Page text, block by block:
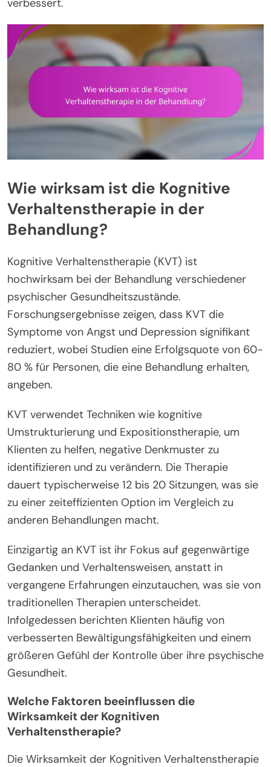
verbessert.
Wie wirksam ist die Kognitive
Verhaltenstherapie in der
Behandlung?
Kognitive Verhaltenstherapie (KVT) ist
hochwirksam bei der Behandlung verschiedener
psychischer Gesundheitszustände.
Forschungsergebnisse zeigen, dass KVT die
Symptome von Angst und Depression signifikant
reduziert, wobei Studien eine Erfolgsquote von 60-
80 % für Personen, die eine Behandlung erhalten,
angeben.
KVT verwendet Techniken wie kognitive
Umstrukturierung und Expositionstherapie, um
Klienten zu helfen, negative Denkmuster zu
identifizieren und zu verändern. Die Therapie
dauert typischerweise 12 bis 20 Sitzungen, was sie
zu einer zeiteffizienten Option im Vergleich zu
anderen Behandlungen macht.
Einzigartig an KVT ist ihr Fokus auf gegenwärtige
Gedanken und Verhaltensweisen, anstatt in
vergangene Erfahrungen einzutauchen, was sie von
traditionellen Therapien unterscheidet.
Infolgedessen berichten Klienten häufig von
verbesserten Bewältigungsfähigkeiten und einem
größeren Gefühl der Kontrolle über ihre psychische
Gesundheit.
Welche Faktoren beeinflussen die
Wirksamkeit der Kognitiven
Verhaltenstherapie?
Die Wirksamkeit der Kognitiven Verhaltenstherapie